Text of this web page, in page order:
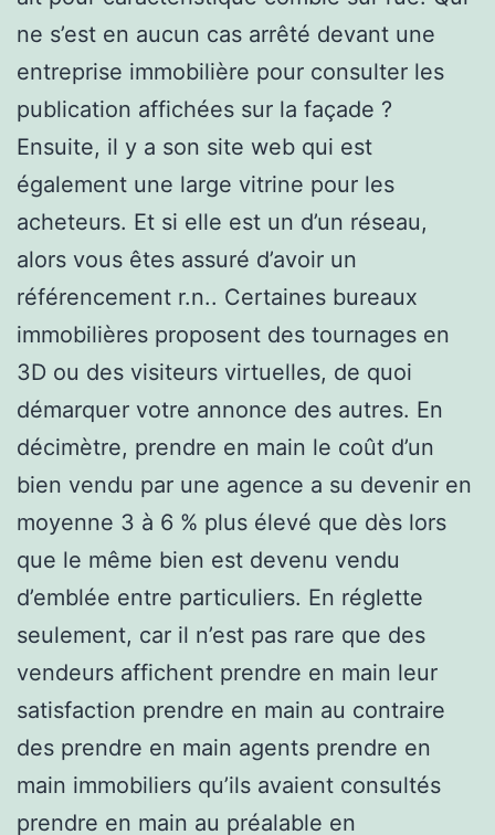
ne s’est en aucun cas arrêté devant une
entreprise immobilière pour consulter les
publication affichées sur la façade ?
Ensuite, il y a son site web qui est
également une large vitrine pour les
acheteurs. Et si elle est un d’un réseau,
alors vous êtes assuré d’avoir un
référencement r.n.. Certaines bureaux
immobilières proposent des tournages en
3D ou des visiteurs virtuelles, de quoi
démarquer votre annonce des autres. En
décimètre, prendre en main le coût d’un
bien vendu par une agence a su devenir en
moyenne 3 à 6 % plus élevé que dès lors
que le même bien est devenu vendu
d’emblée entre particuliers. En réglette
seulement, car il n’est pas rare que des
vendeurs affichent prendre en main leur
satisfaction prendre en main au contraire
des prendre en main agents prendre en
main immobiliers qu’ils avaient consultés
prendre en main au préalable en